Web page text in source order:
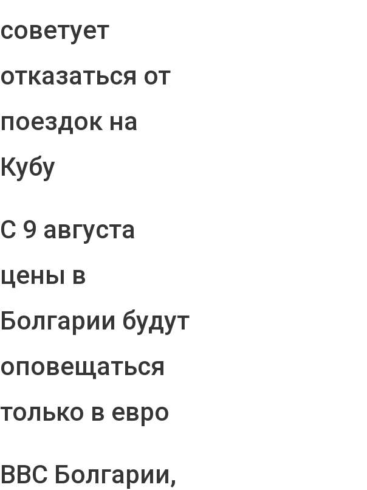
советует
отказаться от
поездок на
Кубу
С 9 августа
цены в
Болгарии будут
оповещаться
только в евро
ВВС Болгарии,